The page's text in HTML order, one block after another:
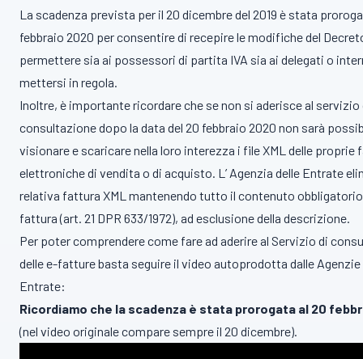
La scadenza prevista per il 20 dicembre del 2019 è stata
febbraio 2020 per consentire di recepire le modifiche del
permettere sia ai possessori di partita IVA sia ai delegati o
mettersi in regola.
Inoltre, è importante ricordare che se non si aderisce al servizio
consultazione dopo la data del 20 febbraio 2020 non sarà
visionare e scaricare nella loro interezza i file XML delle proprie
elettroniche di vendita o di acquisto. L’ Agenzia delle Entrate
relativa fattura XML mantenendo tutto il contenuto
fattura (art. 21 DPR 633/1972), ad esclusione della descrizione.
Per poter comprendere come fare ad aderire al Servizio di
delle e-fatture basta seguire il video autoprodotta dalle Agenzie
Entrate:
Ricordiamo che la scadenza è stata prorogata al 20
(nel video originale compare sempre il 20 dicembre).